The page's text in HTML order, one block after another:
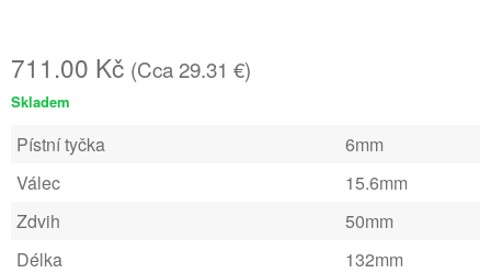
FAQ
711.00 Kč (Cca 29.31 €)
Skladem
Pístní tyčka
6mm
Válec
15.6mm
Zdvih
50mm
Délka
132mm